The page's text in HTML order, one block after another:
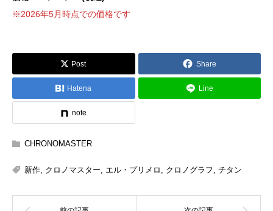
※2026年5月時点での価格です
Post Share
Hatena Line
note
CHRONOMASTER
新作, クロノマスター, エル・プリメロ , クロノグラフ, チタン